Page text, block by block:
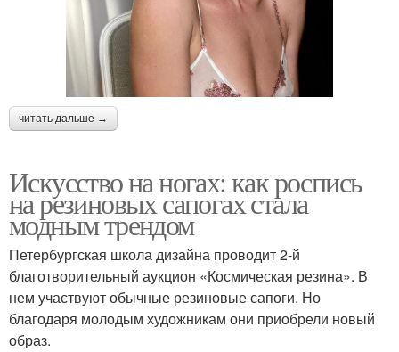
читать дальше →
Искусство на ногах: как роспись
на резиновых сапогах стала
модным трендом
Петербургская школа дизайна проводит 2-й
благотворительный аукцион «Космическая резина». В
нем участвуют обычные резиновые сапоги. Но
благодаря молодым художникам они приобрели новый
образ.